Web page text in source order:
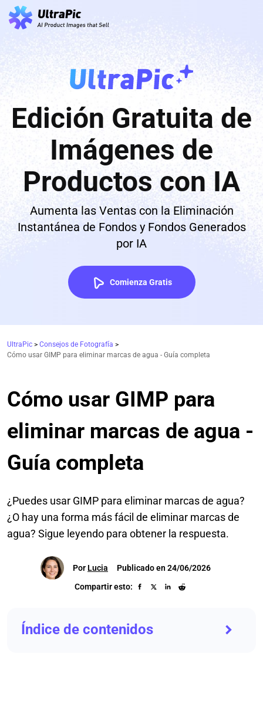
Edición Gratuita de
Imágenes de
Productos con IA
Aumenta las Ventas con la Eliminación
Instantánea de Fondos y Fondos Generados
por IA
Comienza Gratis
UltraPic > Consejos de Fotografía >
Cómo usar GIMP para eliminar marcas de agua - Guía completa
Cómo usar GIMP para
eliminar marcas de agua -
Guía completa
¿Puedes usar GIMP para eliminar marcas de agua?
¿O hay una forma más fácil de eliminar marcas de
agua? Sigue leyendo para obtener la respuesta.
Por Lucia
Publicado en 24/06/2026
Compartir esto:
Índice de contenidos